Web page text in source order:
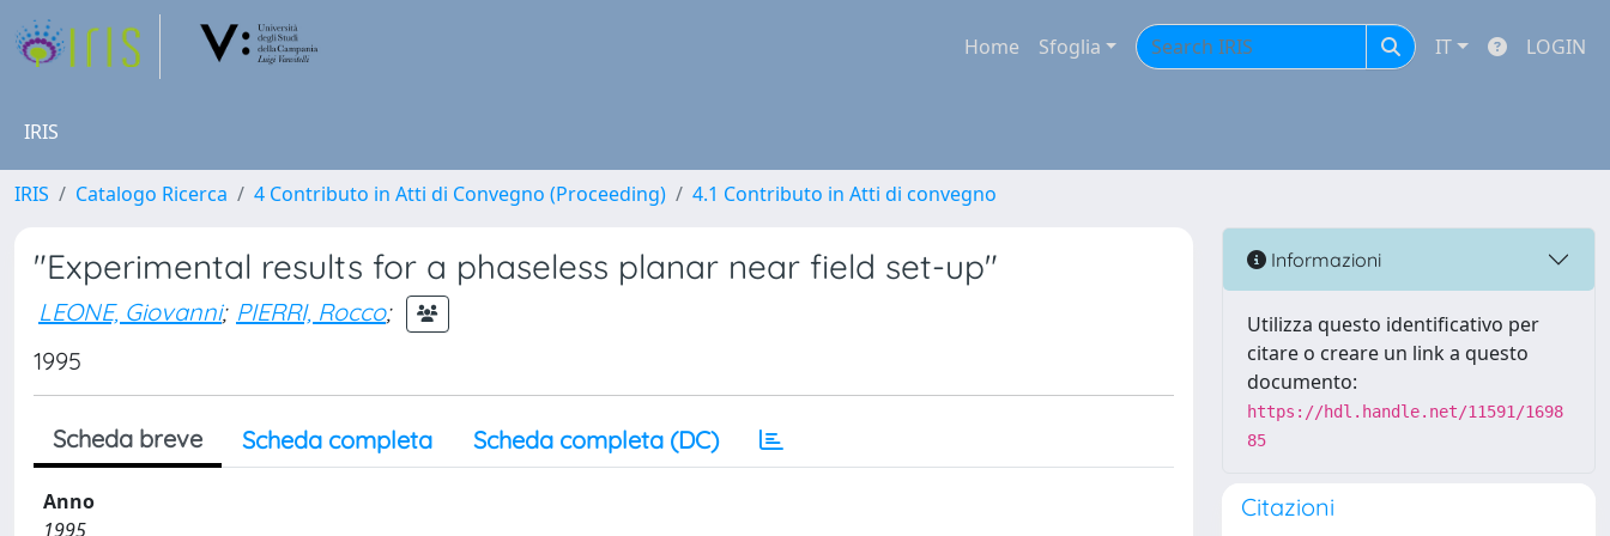
Home Sfoglia IT LOGIN
IRIS
IRIS Catalogo Ricerca 4 Contributo in Atti di Convegno (Proceeding) 4.1 Contributo in Atti di convegno
"Experimental results for a phaseless planar near field set-up"
LEONE, Giovanni; PIERRI, Rocco;
1995
Scheda breve Scheda completa Scheda completa (DC)
Anno
1995
Informazioni
Utilizza questo identificativo per
citare o creare un link a questo
documento:
https://hdl.handle.net/11591/1698
85
Citazioni